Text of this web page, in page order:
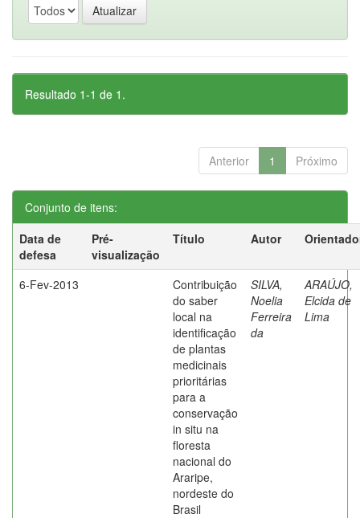
Resultado 1-1 de 1.
Anterior 1 Próximo
Conjunto de itens:
Data de
defesa
Pré-
visualização
Título Autor
6-Fev-2013
Contribuição
do saber
local na
identificação
de plantas
medicinais
prioritárias
para a
conservação
in situ na
floresta
nacional do
Araripe,
nordeste do
Brasil
SILVA,
Noelia
Ferreira
da
ARAÚJO,
Elcida de
Lima